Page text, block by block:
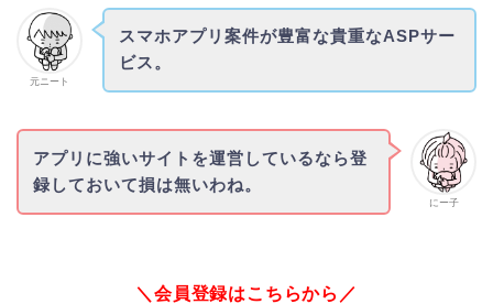
元ニート
スマホアプリ案件が豊富な貴重なASPサー
ビス。
にー子
アプリに強いサイトを運営しているなら登
録しておいて損は無いわね。
＼会員登録はこちらから／